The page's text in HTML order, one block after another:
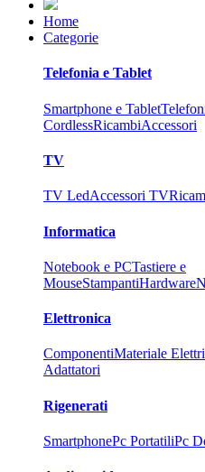
Home
Categorie
Telefonia e Tablet
Smartphone e Tablet
CordlessRicambiAccessori
TV
TV LedAccessori TV
Informatica
Notebook e PCTastiere e
MouseStampantiHardware
Elettronica
ComponentiMateriale
Adattatori
Rigenerati
SmartphonePc PortatiliPc